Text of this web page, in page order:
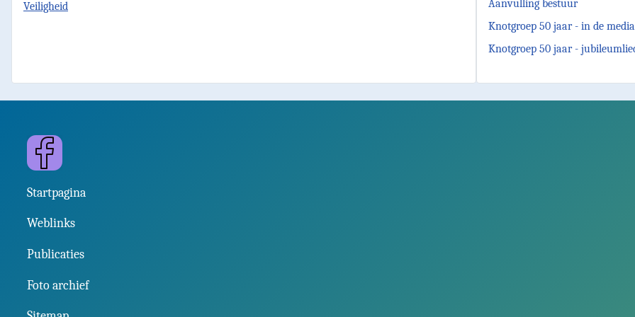
Veiligheid
Aanvulling bestuur
Knotgroep 50 jaar - in de media
Knotgroep 50 jaar -
Facebook
Startpagina
Weblinks
Publicaties
Foto archief